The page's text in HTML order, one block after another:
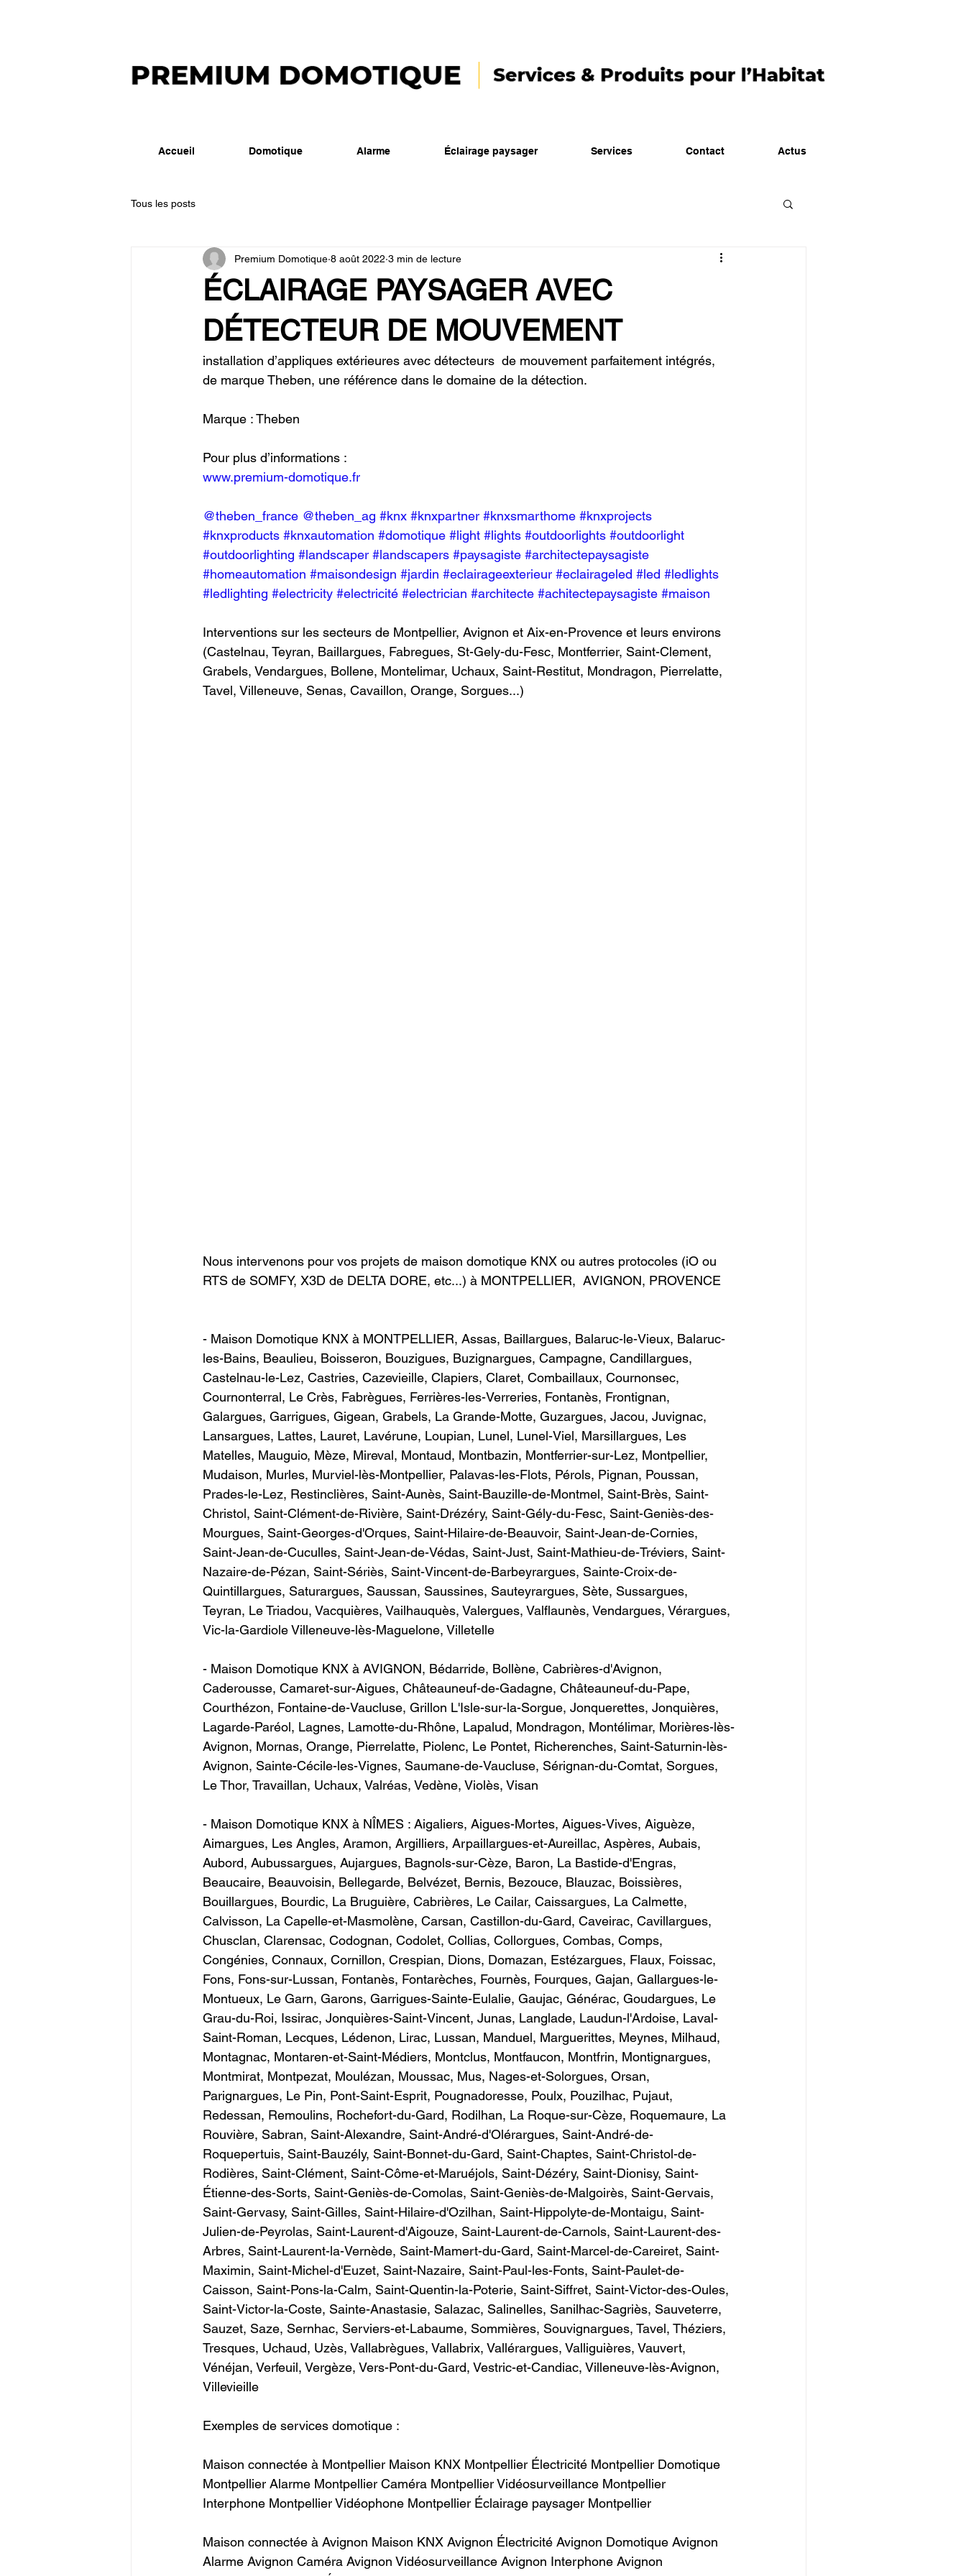
Accueil Domotique Alarme Éclairage paysager Services Contact Actus
Tous les posts
ÉCLAIRAGE PAYSAGER AVEC
DÉTECTEUR DE MOUVEMENT
Premium Domotique 8 août 2022 3 min de lecture
installation d’appliques extérieures avec détecteurs  de mouvement parfaitement intégrés,
de marque Theben, une référence dans le domaine de la détection.
Marque : Theben
Pour plus d’informations :
www.premium-domotique.fr
@theben_france @theben_ag #knx #knxpartner #knxsmarthome #knxprojects
#knxproducts #knxautomation #domotique #light #lights #outdoorlights #outdoorlight
#outdoorlighting #landscaper #landscapers #paysagiste #architectepaysagiste
#homeautomation #maisondesign #jardin #eclairageexterieur #eclairageled #led #ledlights
#ledlighting #electricity #electricité #electrician #architecte #achitectepaysagiste #maison
Interventions sur les secteurs de Montpellier, Avignon et Aix-en-Provence et leurs environs
(Castelnau, Teyran, Baillargues, Fabregues, St-Gely-du-Fesc, Montferrier, Saint-Clement,
Grabels, Vendargues, Bollene, Montelimar, Uchaux, Saint-Restitut, Mondragon, Pierrelatte,
Tavel, Villeneuve, Senas, Cavaillon, Orange, Sorgues...)
Nous intervenons pour vos projets de maison domotique KNX ou autres protocoles (iO ou
RTS de SOMFY, X3D de DELTA DORE, etc...) à MONTPELLIER,  AVIGNON, PROVENCE
- Maison Domotique KNX à MONTPELLIER, Assas, Baillargues, Balaruc-le-Vieux, Balaruc-
les-Bains, Beaulieu, Boisseron, Bouzigues, Buzignargues, Campagne, Candillargues,
Castelnau-le-Lez, Castries, Cazevieille, Clapiers, Claret, Combaillaux, Cournonsec,
Cournonterral, Le Crès, Fabrègues, Ferrières-les-Verreries, Fontanès, Frontignan,
Galargues, Garrigues, Gigean, Grabels, La Grande-Motte, Guzargues, Jacou, Juvignac,
Lansargues, Lattes, Lauret, Lavérune, Loupian, Lunel, Lunel-Viel, Marsillargues, Les
Matelles, Mauguio, Mèze, Mireval, Montaud, Montbazin, Montferrier-sur-Lez, Montpellier,
Mudaison, Murles, Murviel-lès-Montpellier, Palavas-les-Flots, Pérols, Pignan, Poussan,
Prades-le-Lez, Restinclières, Saint-Aunès, Saint-Bauzille-de-Montmel, Saint-Brès, Saint-
Christol, Saint-Clément-de-Rivière, Saint-Drézéry, Saint-Gély-du-Fesc, Saint-Geniès-des-
Mourgues, Saint-Georges-d'Orques, Saint-Hilaire-de-Beauvoir, Saint-Jean-de-Cornies,
Saint-Jean-de-Cuculles, Saint-Jean-de-Védas, Saint-Just, Saint-Mathieu-de-Tréviers, Saint-
Nazaire-de-Pézan, Saint-Sériès, Saint-Vincent-de-Barbeyrargues, Sainte-Croix-de-
Quintillargues, Saturargues, Saussan, Saussines, Sauteyrargues, Sète, Sussargues,
Teyran, Le Triadou, Vacquières, Vailhauquès, Valergues, Valflaunès, Vendargues, Vérargues,
Vic-la-Gardiole Villeneuve-lès-Maguelone, Villetelle
- Maison Domotique KNX à AVIGNON​, Bédarride, Bollène, Cabrières-d'Avignon,
Caderousse, Camaret-sur-Aigues, Châteauneuf-de-Gadagne, Châteauneuf-du-Pape,
Courthézon, Fontaine-de-Vaucluse, Grillon L'Isle-sur-la-Sorgue, Jonquerettes, Jonquières,
Lagarde-Paréol, Lagnes, Lamotte-du-Rhône, Lapalud, Mondragon, Montélimar, Morières-lès-
Avignon, Mornas, Orange, Pierrelatte, Piolenc, Le Pontet, Richerenches, Saint-Saturnin-lès-
Avignon, Sainte-Cécile-les-Vignes, Saumane-de-Vaucluse, Sérignan-du-Comtat, Sorgues,
Le Thor, Travaillan, Uchaux, Valréas, Vedène, Violès, Visan
- Maison Domotique KNX à NÎMES : ​Aigaliers, Aigues-Mortes, Aigues-Vives, Aiguèze,
Aimargues, Les Angles, Aramon, Argilliers, Arpaillargues-et-Aureillac, Aspères, Aubais,
Aubord, Aubussargues, Aujargues, Bagnols-sur-Cèze, Baron, La Bastide-d'Engras,
Beaucaire, Beauvoisin, Bellegarde, Belvézet, Bernis, Bezouce, Blauzac, Boissières,
Bouillargues, Bourdic, La Bruguière, Cabrières, Le Cailar, Caissargues, La Calmette,
Calvisson, La Capelle-et-Masmolène, Carsan, Castillon-du-Gard, Caveirac, Cavillargues,
Chusclan, Clarensac, Codognan, Codolet, Collias, Collorgues, Combas, Comps,
Congénies, Connaux, Cornillon, Crespian, Dions, Domazan, Estézargues, Flaux, Foissac,
Fons, Fons-sur-Lussan, Fontanès, Fontarèches, Fournès, Fourques, Gajan, Gallargues-le-
Montueux, Le Garn, Garons, Garrigues-Sainte-Eulalie, Gaujac, Générac, Goudargues, Le
Grau-du-Roi, Issirac, Jonquières-Saint-Vincent, Junas, Langlade, Laudun-l'Ardoise, Laval-
Saint-Roman, Lecques, Lédenon, Lirac, Lussan, Manduel, Marguerittes, Meynes, Milhaud,
Montagnac, Montaren-et-Saint-Médiers, Montclus, Montfaucon, Montfrin, Montignargues,
Montmirat, Montpezat, Moulézan, Moussac, Mus, Nages-et-Solorgues, Orsan,
Parignargues, Le Pin, Pont-Saint-Esprit, Pougnadoresse, Poulx, Pouzilhac, Pujaut,
Redessan, Remoulins, Rochefort-du-Gard, Rodilhan, La Roque-sur-Cèze, Roquemaure, La
Rouvière, Sabran, Saint-Alexandre, Saint-André-d'Olérargues, Saint-André-de-
Roquepertuis, Saint-Bauzély, Saint-Bonnet-du-Gard, Saint-Chaptes, Saint-Christol-de-
Rodières, Saint-Clément, Saint-Côme-et-Maruéjols, Saint-Dézéry, Saint-Dionisy, Saint-
Étienne-des-Sorts, Saint-Geniès-de-Comolas, Saint-Geniès-de-Malgoirès, Saint-Gervais,
Saint-Gervasy, Saint-Gilles, Saint-Hilaire-d'Ozilhan, Saint-Hippolyte-de-Montaigu, Saint-
Julien-de-Peyrolas, Saint-Laurent-d'Aigouze, Saint-Laurent-de-Carnols, Saint-Laurent-des-
Arbres, Saint-Laurent-la-Vernède, Saint-Mamert-du-Gard, Saint-Marcel-de-Careiret, Saint-
Maximin, Saint-Michel-d'Euzet, Saint-Nazaire, Saint-Paul-les-Fonts, Saint-Paulet-de-
Caisson, Saint-Pons-la-Calm, Saint-Quentin-la-Poterie, Saint-Siffret, Saint-Victor-des-Oules,
Saint-Victor-la-Coste, Sainte-Anastasie, Salazac, Salinelles, Sanilhac-Sagriès, Sauveterre,
Sauzet, Saze, Sernhac, Serviers-et-Labaume, Sommières, Souvignargues, Tavel, Théziers,
Tresques, Uchaud, Uzès, Vallabrègues, Vallabrix, Vallérargues, Valliguières, Vauvert,
Vénéjan, Verfeuil, Vergèze, Vers-Pont-du-Gard, Vestric-et-Candiac, Villeneuve-lès-Avignon,
Villevieille
Exemples de services domotique :
Maison connectée à Montpellier Maison KNX Montpellier Électricité Montpellier Domotique
Montpellier Alarme Montpellier Caméra Montpellier Vidéosurveillance Montpellier
Interphone Montpellier Vidéophone Montpellier Éclairage paysager Montpellier ​
Maison connectée à Avignon Maison KNX Avignon Électricité Avignon Domotique Avignon
Alarme Avignon Caméra Avignon Vidéosurveillance Avignon Interphone Avignon